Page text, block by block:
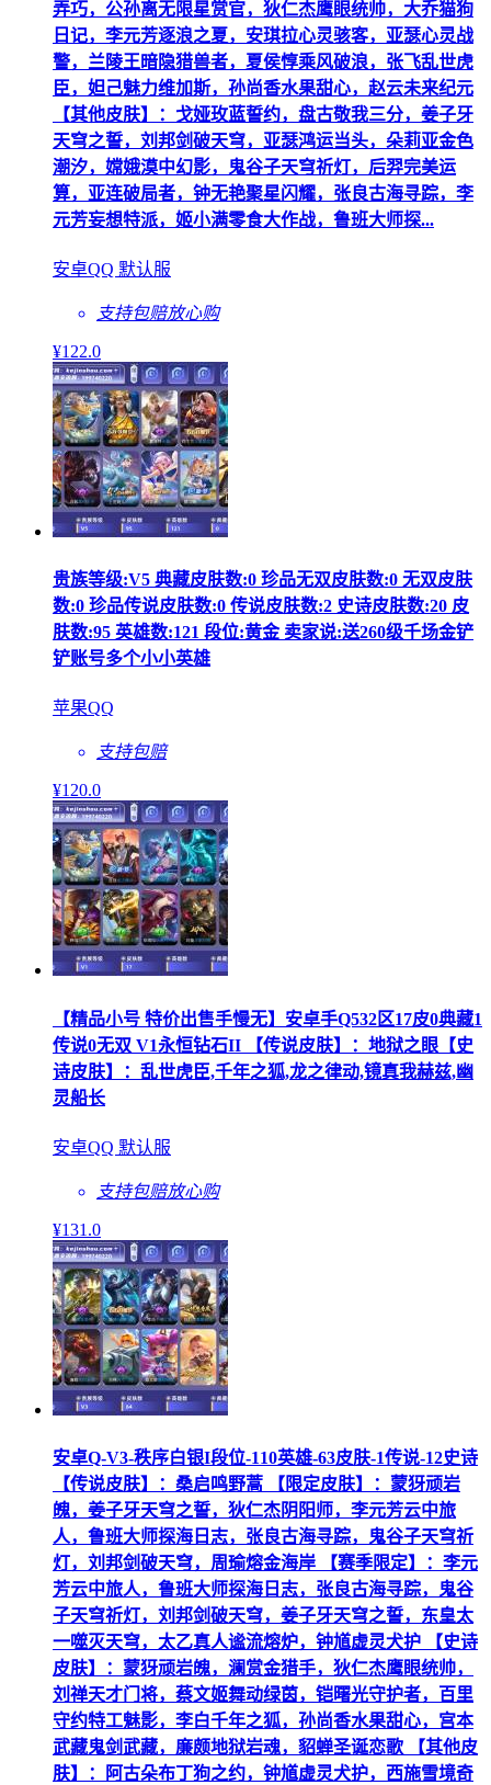
弄巧，公孙离无限星赏官，狄仁杰鹰眼统帅，大乔猫狗
日记，李元芳逐浪之夏，安琪拉心灵骇客，亚瑟心灵战
警，兰陵王暗隐猎兽者，夏侯惇乘风破浪，张飞乱世虎
臣，妲己魅力维加斯，孙尚香水果甜心，赵云未来纪元
【其他皮肤】：戈娅玫蓝誓约，盘古敬我三分，姜子牙
天穹之誓，刘邦剑破天穹，亚瑟鸿运当头，朵莉亚金色
潮汐，嫦娥漠中幻影，鬼谷子天穹祈灯，后羿完美运
算，亚连破局者，钟无艳聚星闪耀，张良古海寻踪，李
元芳妄想特派，姬小满零食大作战，鲁班大师探...
安卓QQ 默认服
支持包赔放心购
¥122.0
贵族等级:V5 典藏皮肤数:0 珍品无双皮肤数:0 无双皮肤
数:0 珍品传说皮肤数:0 传说皮肤数:2 史诗皮肤数:20 皮
肤数:95 英雄数:121 段位:黄金 卖家说:送260级千场金铲
铲账号多个小小英雄
苹果QQ
支持包赔
¥120.0
【精品小号 特价出售手慢无】安卓手Q532区17皮0典藏1
传说0无双 V1永恒钻石II 【传说皮肤】：地狱之眼【史
诗皮肤】：乱世虎臣,千年之狐,龙之律动,镜真我赫兹,幽
灵船长
安卓QQ 默认服
支持包赔放心购
¥131 .0
安卓Q-V3-秩序白银I段位-110英雄-63皮肤-1传说-12史诗
【传说皮肤】：桑启鸣野蒿 【限定皮肤】：蒙犽顽岩
魄，姜子牙天穹之誓，狄仁杰阴阳师，李元芳云中旅
人，鲁班大师探海日志，张良古海寻踪，鬼谷子天穹祈
灯，刘邦剑破天穹，周瑜熔金海岸 【赛季限定】：李元
芳云中旅人，鲁班大师探海日志，张良古海寻踪，鬼谷
子天穹祈灯，刘邦剑破天穹，姜子牙天穹之誓，东皇太
一噬灭天穹，太乙真人谧流熔炉，钟馗虚灵犬护 【史诗
皮肤】：蒙犽顽岩魄，澜赏金猎手，狄仁杰鹰眼统帅，
刘禅天才门将，蔡文姬舞动绿茵，铠曙光守护者，百里
守约特工魅影，李白千年之狐，孙尚香水果甜心，宫本
武藏鬼剑武藏，廉颇地狱岩魂，貂蝉圣诞恋歌 【其他皮
肤】：阿古朵布丁狗之约，钟馗虚灵犬护，西施雪境奇